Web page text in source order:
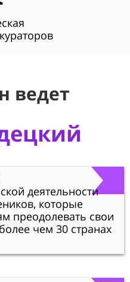
ведет
деятельности
которые
преодолевать свои
чем 30 странах